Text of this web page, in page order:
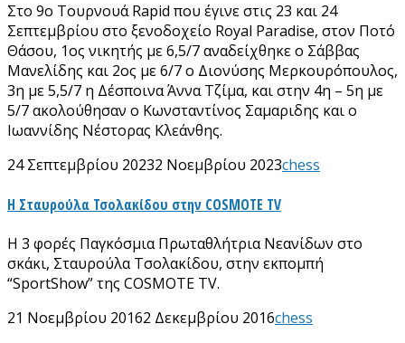
Στο 9ο Τουρνουά Rapid που έγινε στις 23 και 24
Σεπτεμβρίου στο ξενοδοχείο Royal Paradise, στον Ποτό
Θάσου, 1ος νικητής με 6,5/7 αναδείχθηκε ο Σάββας
Μανελίδης και 2ος με 6/7 ο Διονύσης Μερκουρόπουλος,
3η με 5,5/7 η Δέσποινα Άννα Τζίμα, και στην 4η – 5η με
5/7 ακολούθησαν ο Κωνσταντίνος Σαμαριδης και ο
Ιωαννίδης Νέστορας Κλεάνθης.
24 Σεπτεμβρίου 20232 Νοεμβρίου 2023chess
H Σταυρούλα Τσολακίδου στην COSMOTE TV
Η 3 φορές Παγκόσμια Πρωταθλήτρια Νεανίδων στο
σκάκι, Σταυρούλα Τσολακίδου, στην εκπομπή
“SportShow” της COSMOTE TV.
21 Νοεμβρίου 20162 Δεκεμβρίου 2016chess